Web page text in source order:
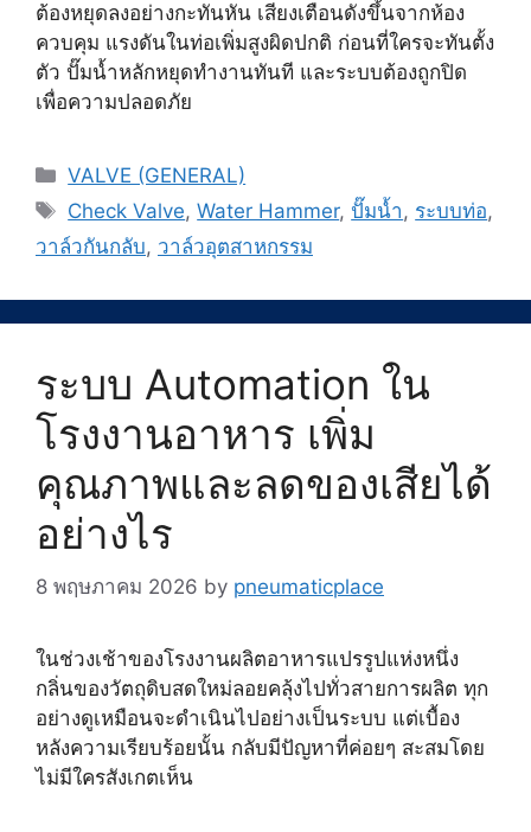
ต้องหยุดลงอย่างกะทันหัน เสียงเตือนดังขึ้นจากห้อง
ควบคุม แรงดันในท่อเพิ่มสูงผิดปกติ ก่อนที่ใครจะทันตั้ง
ตัว ปั๊มน้ำหลักหยุดทำงานทันที และระบบต้องถูกปิด
เพื่อความปลอดภัย
Categories
VALVE (GENERAL)
Tags
Check Valve,Water Hammer,ปั๊มน้ำ, ระบบท่อ,
วาล์วกันกลับ, วาล์วอุตสาหกรรม
ระบบ Automation ใน
โรงงานอาหาร เพิ่ม
คุณภาพและลดของเสียได้
อย่างไร
8 พฤษภาคม 2026 by pneumaticplace
ในช่วงเช้าของโรงงานผลิตอาหารแปรรูปแห่งหนึ่ง
กลิ่นของวัตถุดิบสดใหม่ลอยคลุ้งไปทั่วสายการผลิต ทุก
อย่างดูเหมือนจะดำเนินไปอย่างเป็นระบบ แต่เบื้อง
หลังความเรียบร้อยนั้น กลับมีปัญหาที่ค่อยๆ สะสมโดย
ไม่มีใครสังเกตเห็น